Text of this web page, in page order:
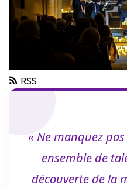
RSS
« Ne manquez
ensemble de
découverte de la